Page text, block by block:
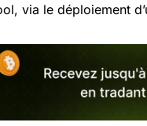
via le déploiement